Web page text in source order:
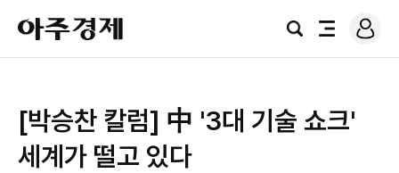
아
주
경
검
전
로
그
[박승찬 칼럼] 中 '3대 기술 쇼크'
세계가 떨고 있다